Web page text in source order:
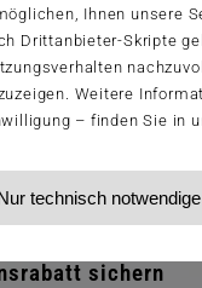
Ihnen unsere
Drittanbieter-Skripte
Weitere
– finden Sie in
technisch
sichern